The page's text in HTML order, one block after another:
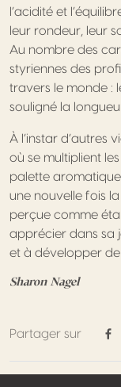
l’acidité et
leur rondeur, leur
Au nombre des
styriennes des
travers le monde :
souligné la
À l’instar d’autres
où se multiplient
palette
une nouvelle fois
perçue comme
apprécier dans sa
et à développer de
Sharon Nagel
Partager sur